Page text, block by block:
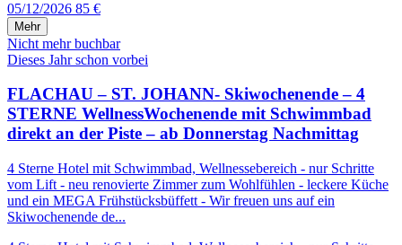
05/12/2026 85 €
Mehr
Nicht mehr buchbar
Dieses Jahr schon vorbei
FLACHAU – ST. JOHANN- Skiwochenende – 4
STERNE WellnessWochenende mit Schwimmbad
direkt an der Piste – ab Donnerstag Nachmittag
4 Sterne Hotel mit Schwimmbad, Wellnessebereich - nur Schritte
vom Lift - neu renovierte Zimmer zum Wohlfühlen - leckere Küche
und ein MEGA Frühstücksbüffett - Wir freuen uns auf ein
Skiwochenende de...